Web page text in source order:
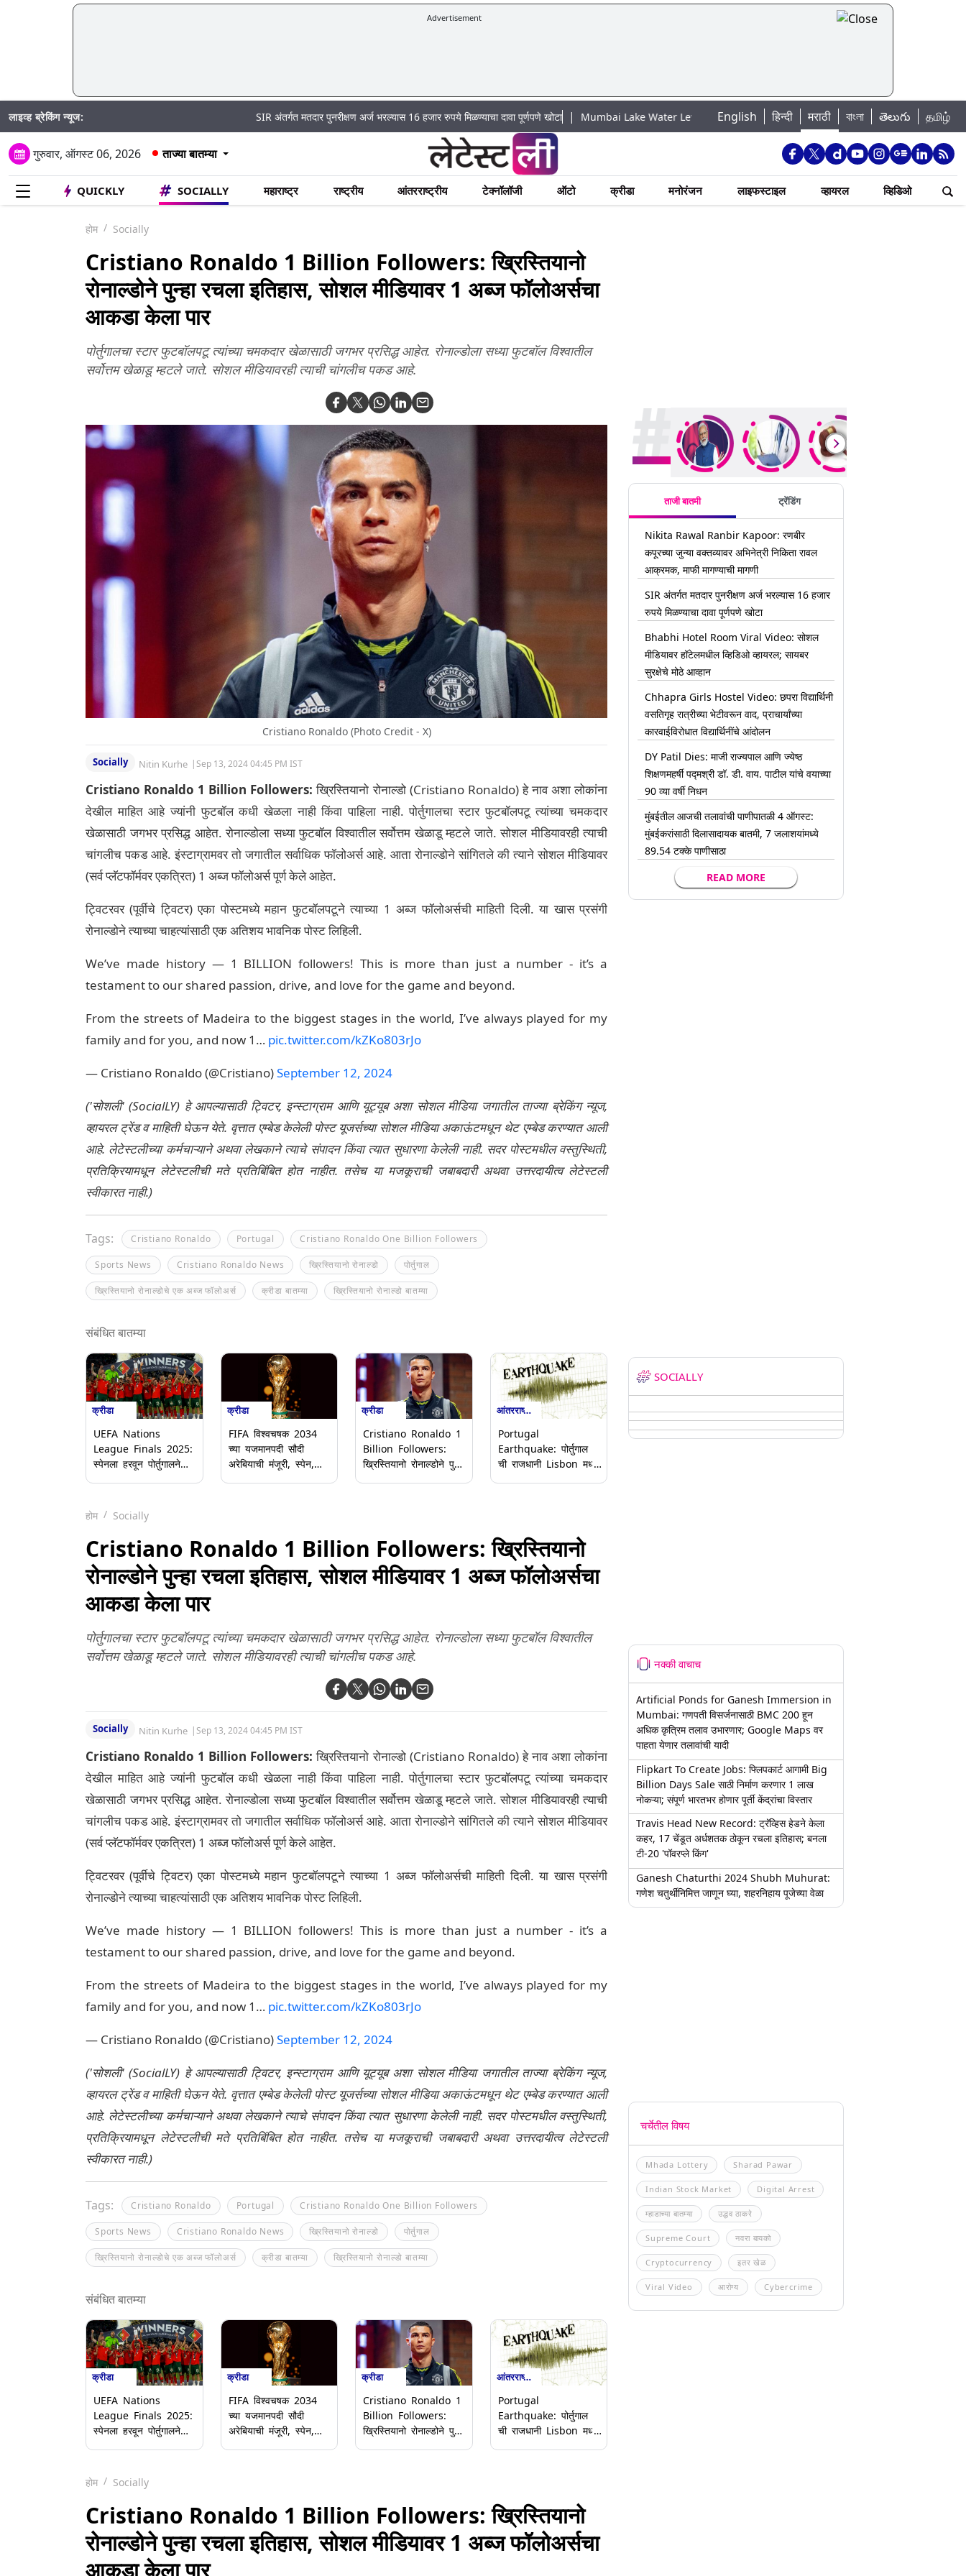
Advertisement
लाइव्ह ब्रेकिंग न्यूज: SIR अंतर्गत मतदार पुनरीक्षण अर्ज भरल्यास 16 हजार रुपये मिळण्याचा दावा पूर्णपणे खोटा|Mumbai Lake Water Levels: मुंबई पाणीपुरवठा अपडेट: शहरातील 7 तलावांमधील जलसाठा 88.93 टक्क्यांवर पोहोचला
English हिन्दी मराठी বাংলা తెలుగు தமிழ்
गुरुवार, ऑगस्ट 06, 2026 ताज्या बातम्या
QUICKLY SOCIALLY महाराष्ट्र राष्ट्रीय आंतरराष्ट्रीय टेक्नॉलॉजी ऑटो क्रीडा मनोरंजन लाइफस्टाइल व्हायरल व्हिडिओ
होम Socially
Cristiano Ronaldo 1 Billion Followers: ख्रिस्तियानो
रोनाल्डोने पुन्हा रचला इतिहास, सोशल मीडियावर 1 अब्ज फॉलोअर्सचा
आकडा केला पार
पोर्तुगालचा स्टार फुटबॉलपटू त्यांच्या चमकदार खेळासाठी जगभर प्रसिद्ध आहेत. रोनाल्डोला सध्या फुटबॉल विश्वातील
सर्वोत्तम खेळाडू म्हटले जाते. सोशल मीडियावरही त्याची चांगलीच पकड आहे.
Cristiano Ronaldo (Photo Credit - X)
Socially Nitin Kurhe |Sep 13, 2024 04:45 PM IST
Cristiano Ronaldo 1 Billion Followers:ख्रिस्तियानो रोनाल्डो (Cristiano Ronaldo) हे नाव अशा लोकांना
देखील माहित आहे ज्यांनी फुटबॉल कधी खेळला नाही किंवा पाहिला नाही. पोर्तुगालचा स्टार फुटबॉलपटू त्यांच्या चमकदार
खेळासाठी जगभर प्रसिद्ध आहेत. रोनाल्डोला सध्या फुटबॉल विश्वातील सर्वोत्तम खेळाडू म्हटले जाते. सोशल मीडियावरही त्याची
चांगलीच पकड आहे. इंस्टाग्रामवर तो जगातील सर्वाधिक फॉलोअर्स आहे. आता रोनाल्डोने सांगितले की त्याने सोशल मीडियावर
(सर्व प्लॅटफॉर्मवर एकत्रित) 1 अब्ज फॉलोअर्स पूर्ण केले आहेत.
ट्विटरवर (पूर्वीचे ट्विटर) एका पोस्टमध्ये महान फुटबॉलपटूने त्याच्या 1 अब्ज फॉलोअर्सची माहिती दिली. या खास प्रसंगी
रोनाल्डोने त्याच्या चाहत्यांसाठी एक अतिशय भावनिक पोस्ट लिहिली.
We’ve made history — 1 BILLION followers! This is more than just a number - it’s a
testament to our shared passion, drive, and love for the game and beyond.
From the streets of Madeira to the biggest stages in the world, I’ve always played for my
family and for you, and now 1… pic.twitter.com/kZKo803rJo
— Cristiano Ronaldo (@Cristiano)September 12, 2024
('सोशली' (SocialLY) हे आपल्यासाठी ट्विटर, इन्स्टाग्राम आणि यूट्यूब अशा सोशल मीडिया जगातील ताज्या ब्रेकिंग न्यूज,
व्हायरल ट्रेंड व माहिती घेऊन येते. वृत्तात एम्बेड केलेली पोस्ट यूजर्सच्या सोशल मीडिया अकाऊंटमधून थेट एम्बेड करण्यात आली
आहे. लेटेस्टलीच्या कर्मचाऱ्याने अथवा लेखकाने त्याचे संपादन किंवा त्यात सुधारणा केलेली नाही. सदर पोस्टमधील वस्तुस्थिती,
प्रतिक्रियामधून लेटेस्टलीची मते प्रतिबिंबित होत नाहीत. तसेच या मजकूराची जबाबदारी अथवा उत्तरदायीत्व लेटेस्टली
स्वीकारत नाही.)
Tags: Cristiano Ronaldo Portugal Cristiano Ronaldo One Billion Followers
Sports News Cristiano Ronaldo News ख्रिस्तियानो रोनाल्डो पोर्तुगाल
ख्रिस्तियानो रोनाल्डोचे एक अब्ज फॉलोअर्स क्रीडा बातम्या ख्रिस्तियानो रोनाल्डो बातम्या
संबंधित बातम्या
क्रीडा
UEFA Nations
League Finals 2025:
स्पेनला हरवून पोर्तुगालने
शूटआउटमध्ये स्पेनला 5-3
ने हरवले; क्रिस्टियानो
रोनाल्डो झाला भावूक
क्रीडा
FIFA विश्वचषक 2034
च्या यजमानपदी सौदी
अरेबियाची मंजूरी, स्पेन,
क्रीडा
Cristiano Ronaldo 1
Billion Followers:
ख्रिस्तियानो रोनाल्डोने पुन्हा
आंतरराष्ट्रीय
Portugal
Earthquake: पोर्तुगाल
ची राजधानी Lisbon मध्ये
होम Socially
Cristiano Ronaldo 1 Billion Followers: ख्रिस्तियानो
रोनाल्डोने पुन्हा रचला इतिहास, सोशल मीडियावर 1 अब्ज फॉलोअर्सचा
आकडा केला पार
पोर्तुगालचा स्टार फुटबॉलपटू त्यांच्या चमकदार खेळासाठी जगभर प्रसिद्ध आहेत. रोनाल्डोला सध्या फुटबॉल विश्वातील
सर्वोत्तम खेळाडू म्हटले जाते. सोशल मीडियावरही त्याची चांगलीच पकड आहे.
Socially Nitin Kurhe |Sep 13, 2024 04:45 PM IST
Cristiano Ronaldo 1 Billion Followers:ख्रिस्तियानो रोनाल्डो (Cristiano Ronaldo) हे नाव अशा लोकांना
देखील माहित आहे ज्यांनी फुटबॉल कधी खेळला नाही किंवा पाहिला नाही. पोर्तुगालचा स्टार फुटबॉलपटू त्यांच्या चमकदार
खेळासाठी जगभर प्रसिद्ध आहेत. रोनाल्डोला सध्या फुटबॉल विश्वातील सर्वोत्तम खेळाडू म्हटले जाते. सोशल मीडियावरही त्याची
चांगलीच पकड आहे. इंस्टाग्रामवर तो जगातील सर्वाधिक फॉलोअर्स आहे. आता रोनाल्डोने सांगितले की त्याने सोशल मीडियावर
(सर्व प्लॅटफॉर्मवर एकत्रित) 1 अब्ज फॉलोअर्स पूर्ण केले आहेत.
ट्विटरवर (पूर्वीचे ट्विटर) एका पोस्टमध्ये महान फुटबॉलपटूने त्याच्या 1 अब्ज फॉलोअर्सची माहिती दिली. या खास प्रसंगी
रोनाल्डोने त्याच्या चाहत्यांसाठी एक अतिशय भावनिक पोस्ट लिहिली.
We’ve made history — 1 BILLION followers! This is more than just a number - it’s a
testament to our shared passion, drive, and love for the game and beyond.
From the streets of Madeira to the biggest stages in the world, I’ve always played for my
family and for you, and now 1… pic.twitter.com/kZKo803rJo
— Cristiano Ronaldo (@Cristiano)September 12, 2024
('सोशली' (SocialLY) हे आपल्यासाठी ट्विटर, इन्स्टाग्राम आणि यूट्यूब अशा सोशल मीडिया जगातील ताज्या ब्रेकिंग न्यूज,
व्हायरल ट्रेंड व माहिती घेऊन येते. वृत्तात एम्बेड केलेली पोस्ट यूजर्सच्या सोशल मीडिया अकाऊंटमधून थेट एम्बेड करण्यात आली
आहे. लेटेस्टलीच्या कर्मचाऱ्याने अथवा लेखकाने त्याचे संपादन किंवा त्यात सुधारणा केलेली नाही. सदर पोस्टमधील वस्तुस्थिती,
प्रतिक्रियामधून लेटेस्टलीची मते प्रतिबिंबित होत नाहीत. तसेच या मजकूराची जबाबदारी अथवा उत्तरदायीत्व लेटेस्टली
स्वीकारत नाही.)
Tags: Cristiano Ronaldo Portugal Cristiano Ronaldo One Billion Followers
Sports News Cristiano Ronaldo News ख्रिस्तियानो रोनाल्डो पोर्तुगाल
ख्रिस्तियानो रोनाल्डोचे एक अब्ज फॉलोअर्स क्रीडा बातम्या ख्रिस्तियानो रोनाल्डो बातम्या
संबंधित बातम्या
क्रीडा
UEFA Nations
League Finals 2025:
स्पेनला हरवून पोर्तुगालने
शूटआउटमध्ये स्पेनला 5-3
ने हरवले; क्रिस्टियानो
रोनाल्डो झाला भावूक
क्रीडा
FIFA विश्वचषक 2034
च्या यजमानपदी सौदी
अरेबियाची मंजूरी, स्पेन,
क्रीडा
Cristiano Ronaldo 1
Billion Followers:
ख्रिस्तियानो रोनाल्डोने पुन्हा
आंतरराष्ट्रीय
Portugal
Earthquake: पोर्तुगाल
ची राजधानी Lisbon मध्ये
होम Socially
Cristiano Ronaldo 1 Billion Followers: ख्रिस्तियानो
रोनाल्डोने पुन्हा रचला इतिहास, सोशल मीडियावर 1 अब्ज फॉलोअर्सचा
आकडा केला पार
ताजी बातमी ट्रेंडिंग
Nikita Rawal Ranbir Kapoor: रणबीर
कपूरच्या जुन्या वक्तव्यावर अभिनेत्री निकिता रावल
आक्रमक, माफी मागण्याची मागणी
SIR अंतर्गत मतदार पुनरीक्षण अर्ज भरल्यास 16 हजार
रुपये मिळण्याचा दावा पूर्णपणे खोटा
Bhabhi Hotel Room Viral Video: सोशल
मीडियावर हॉटेलमधील व्हिडिओ व्हायरल; सायबर
सुरक्षेचे मोठे आव्हान
Chhapra Girls Hostel Video: छपरा विद्यार्थिनी
वसतिगृह रात्रीच्या भेटीवरून वाद, प्राचार्यांच्या
कारवाईविरोधात विद्यार्थिनींचे आंदोलन
DY Patil Dies: माजी राज्यपाल आणि ज्येष्ठ
शिक्षणमहर्षी पद्मश्री डॉ. डी. वाय. पाटील यांचे वयाच्या
90 व्या वर्षी निधन
मुंबईतील आजची तलावांची पाणीपातळी 4 ऑगस्ट:
मुंबईकरांसाठी दिलासादायक बातमी, 7 जलाशयांमध्ये
89.54 टक्के पाणीसाठा
READ MORE
SOCIALLY
नक्की वाचाच
Artificial Ponds for Ganesh Immersion in
Mumbai: गणपती विसर्जनासाठी BMC 200 हून
अधिक कृत्रिम तलाव उभारणार; Google Maps वर
पाहता येणार तलावांची यादी
Flipkart To Create Jobs: फ्लिपकार्ट आगामी Big
Billion Days Sale साठी निर्माण करणार 1 लाख
नोकऱ्या; संपूर्ण भारतभर होणार पूर्ती केंद्रांचा विस्तार
Travis Head New Record: ट्रॅव्हिस हेडने केला
कहर, 17 चेंडूत अर्धशतक ठोकून रचला इतिहास; बनला
टी-20 'पॉवरप्ले किंग'
Ganesh Chaturthi 2024 Shubh Muhurat:
गणेश चतुर्थीनिमित्त जाणून घ्या, शहरनिहाय पूजेच्या वेळा
चर्चेतील विषय
Mhada Lottery Sharad Pawar
Indian Stock Market Digital Arrest
म्हाडाच्या बातम्या उद्धव ठाकरे
Supreme Court नवरा बायको
Cryptocurrency इतर खेळ
Viral Video आरोग्य Cybercrime